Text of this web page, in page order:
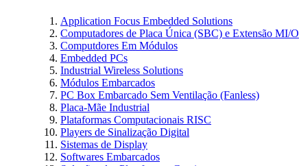
Application Focus Embedded Solutions
Computadores de Placa Única (SBC) e Extensão MI/O
Computdores Em Módulos
Embedded PCs
Industrial Wireless Solutions
Módulos Embarcados
PC Box Embarcado Sem Ventilação (Fanless)
Placa-Mãe Industrial
Plataformas Computacionais RISC
Players de Sinalização Digital
Sistemas de Display
Softwares Embarcados